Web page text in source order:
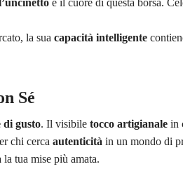
è il cuore di questa borsa.
la sua capacità intelligente
Sé
di gusto. Il visibile tocco artigianalein
chi cerca autenticità in un mondo di
tua mise più amata.